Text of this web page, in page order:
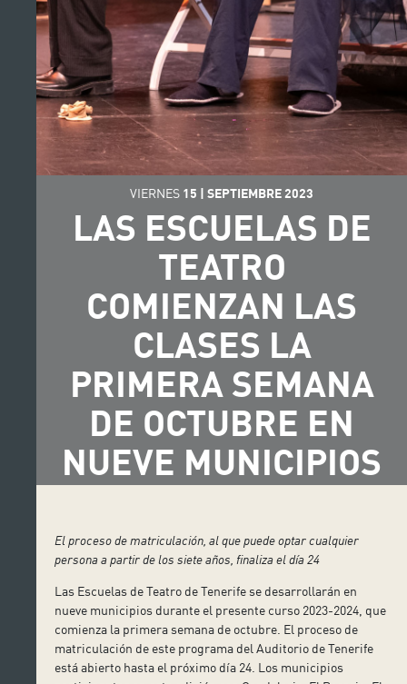
VIERNES 15 | SEPTIEMBRE 2023
LAS ESCUELAS DE
TEATRO
COMIENZAN LAS
CLASES LA
PRIMERA SEMANA
DE OCTUBRE EN
NUEVE MUNICIPIOS
El proceso de matriculación, al que puede optar cualquier
persona a partir de los siete años, finaliza el día 24
Las Escuelas de Teatro de Tenerife se desarrollarán en
nueve municipios durante el presente curso 2023-2024, que
comienza la primera semana de octubre. El proceso de
matriculación de este programa del Auditorio de Tenerife
está abierto hasta el próximo día 24. Los municipios